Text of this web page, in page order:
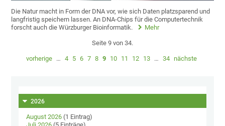
Die Natur macht in Form der DNA vor, wie sich Daten platzsparend und
langfristig speichern lassen. An DNA-Chips für die Computertechnik
forscht auch die Würzburger Bioinformatik.
Mehr
Seite 9 von 34.
vorherige … 4 5 6 7 8 9 10 11 12 13 … 34 nächste
2026
August 2026 (1 Eintrag)